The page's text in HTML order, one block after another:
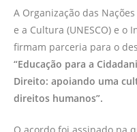
A Organização das
e a Cultura (UNESCO) e o
firmam parceria para o
“Educação para a
Direito: apoiando uma
direitos humanos”.
O acordo foi assinado na